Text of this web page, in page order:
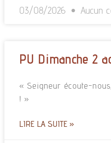
03/08/2026 Aucun
PU Dimanche 2
« Seigneur écoute-
! »
LIRE LA SUITE »